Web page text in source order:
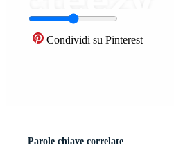
Condividi su Pinterest
Parole chiave correlate